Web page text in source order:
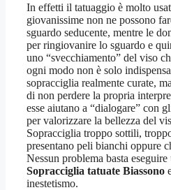
In effetti il tatuaggio è molto
giovanissime non ne possono
sguardo seducente, mentre le
per ringiovanire lo sguardo e
uno “svecchiamento” del viso
ogni modo non è solo
sopracciglia realmente curate,
di non perdere la propria
esse aiutano a “dialogare” con
per valorizzare la bellezza del
Sopracciglia troppo sottili,
presentano peli bianchi oppure
Nessun problema basta
Sopracciglia tatuate Biassono
inestetismo.